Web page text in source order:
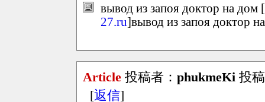
вывод из запоя доктор на дом
27.ru]вывод из запоя доктор
Article 投稿者： phukmeKi 投
[返信]